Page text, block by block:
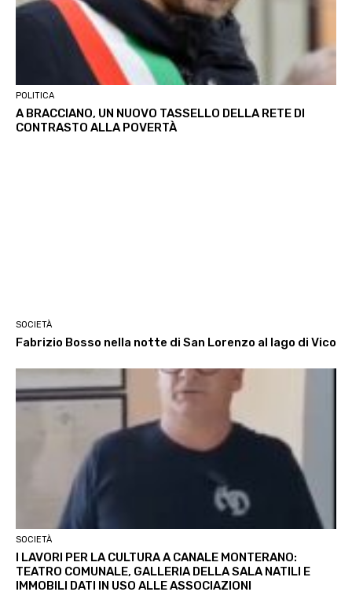
POLITICA
A BRACCIANO, UN NUOVO TASSELLO DELLA RETE DI
CONTRASTO ALLA POVERTÀ
SOCIETÀ
Fabrizio Bosso nella notte di San Lorenzo al lago di Vico
SOCIETÀ
I LAVORI PER LA CULTURA A CANALE MONTERANO:
TEATRO COMUNALE, GALLERIA DELLA SALA NATILI E
IMMOBILI DATI IN USO ALLE ASSOCIAZIONI